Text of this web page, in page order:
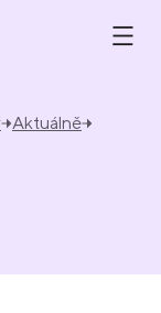
Aktuálně